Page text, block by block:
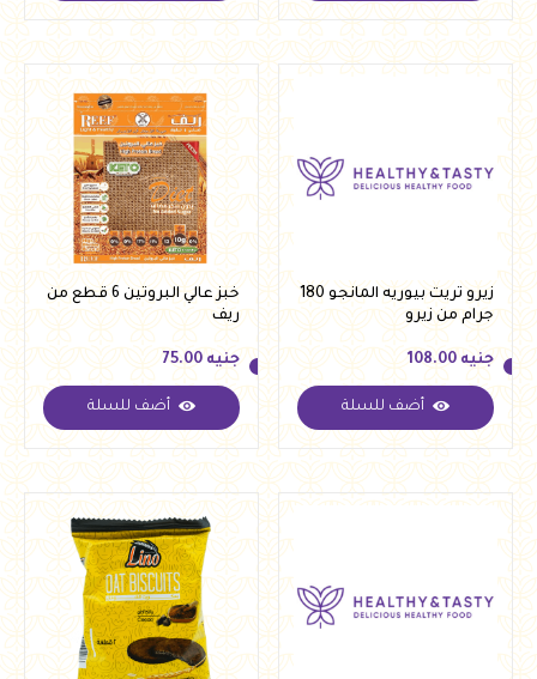
زيرو تريت بيوريه المانجو 180
جرام من زيرو
جنيه
جنيه 108.00
أضف للسلة
خبز عالي البروتين 6 قطع من
ريف
جنيه
جنيه 75.00
أضف للسلة